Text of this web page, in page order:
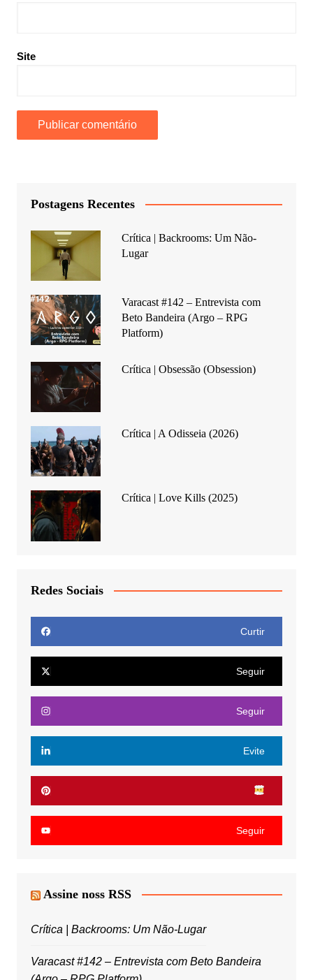
Site
Postagens Recentes
Crítica | Backrooms: Um Não-
Lugar
Varacast #142 – Entrevista com
Beto Bandeira (Argo – RPG
Platform)
Crítica | Obsessão (Obsession)
Crítica | A Odisseia (2026)
Crítica | Love Kills (2025)
Redes Sociais
Curtir
Seguir
Seguir
Evite
Seguir
Assine noss RSS
Crítica | Backrooms: Um Não-Lugar
Varacast #142 – Entrevista com Beto Bandeira